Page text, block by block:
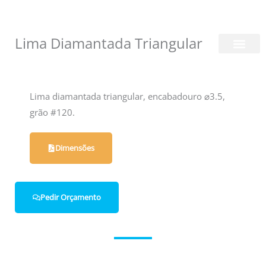
contentLima Diamantada Triangular
Lima diamantada triangular, encabadouro ⌀3.5,
grão #120.
Dimensões
Pedir Orçamento